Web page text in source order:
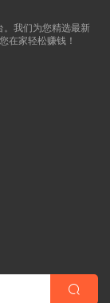
。我们为您精选最新
在家轻松赚钱！